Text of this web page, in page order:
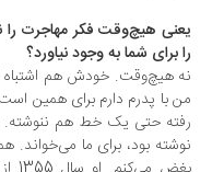
هیچ‌وقت فکر مهاجرت را
برای شما به وجود نیاورد؟
هیچ‌وقت. خودش هم اشتباه کرد
با پدرم دارم برای همین است.
حتی یک خط هم ننوشته. او هر
بود، برای ما می‌خواند. همیشه